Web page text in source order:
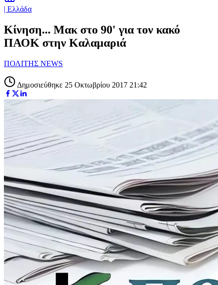
| Ελλάδα
Κίνηση... Μακ στο 90' για τον κακό
ΠΑΟΚ στην Καλαμαριά
ΠΟΛΙΤΗΣ NEWS
Δημοσιεύθηκε 25 Οκτωβρίου 2017 21:42